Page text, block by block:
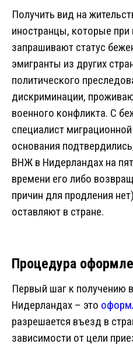
Получить вид на
иностранцы, которые при
запрашивают статус
эмигранты из других
политического
дискриминации,
военного конфликта. С
специалист
основания
ВНЖ в Нидерландах на
времени его либо
причин для продления
оставляют в стране.
Процедура
Первый шаг к получению
Нидерландах – это
разрешается въезд в
зависимости от цели